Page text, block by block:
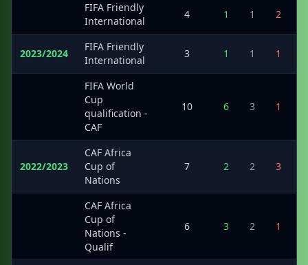
FIFA Friendly
International
4 1 1 2
2023/2024
FIFA Friendly
International
3 1 1 1
FIFA World
Cup
qualification -
CAF
10 6 3 1
2022/2023
CAF Africa
Cup of
Nations
7 2 2 3
CAF Africa
Cup of
Nations -
Qualif
6 3 2 1